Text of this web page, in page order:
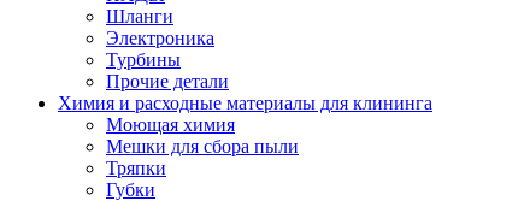
Шланги
Электроника
Турбины
Прочие детали
Химия и расходные материалы для клининга
Моющая химия
Мешки для сбора пыли
Тряпки
Губки